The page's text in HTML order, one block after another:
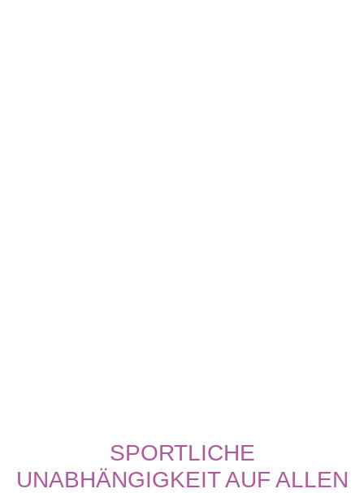
SPORTLICHE
UNABHÄNGIGKEIT AUF ALLEN